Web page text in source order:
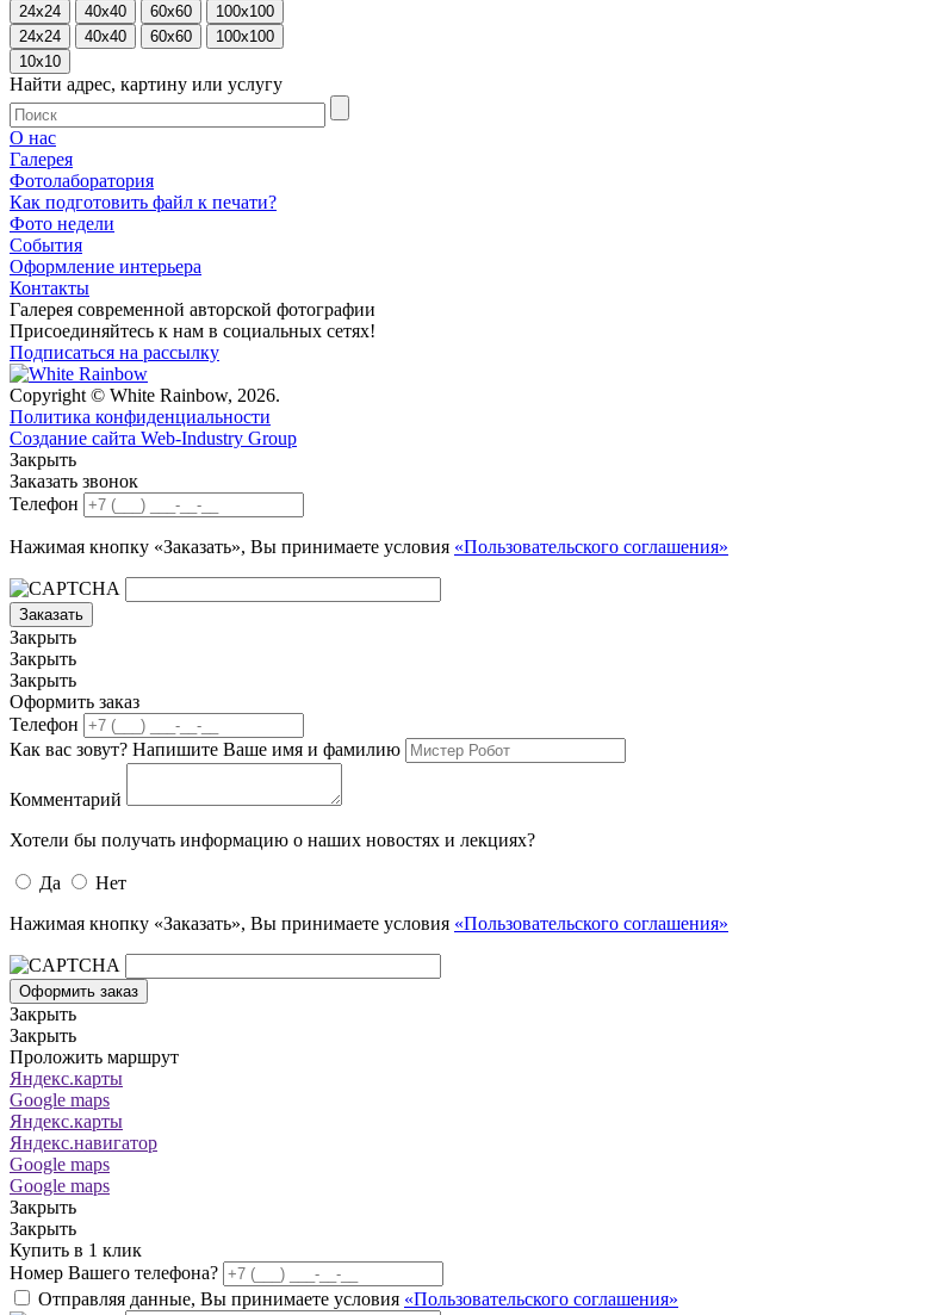
24x24
40x40 60x60
100x100
24x24
40x40 60x60
100x100
10x10
Найти адрес, картину или услугу
О нас
Галерея
Фотолаборатория
Как подготовить файл к печати?
Фото недели
События
Оформление интерьера
Контакты
Галерея современной авторской фотографии
Присоединяйтесь к нам в социальных сетях!
Подписаться на рассылку
Copyright © White Rainbow, 2026.
Политика конфиденциальности
Создание сайта Web-Industry Group
Закрыть
Заказать звонок
Телефон
Нажимая кнопку «Заказать», Вы принимаете условия «Пользовательского соглашения»
Заказать
Закрыть
Закрыть
Закрыть
Оформить заказ
Телефон
Как вас зовут? Напишите Ваше имя и фамилию
Комментарий
Хотели бы получать информацию о наших новостях и лекциях?
Да
Нет
Нажимая кнопку «Заказать», Вы принимаете условия «Пользовательского соглашения»
Оформить заказ
Закрыть
Закрыть
Проложить маршрут
Яндекс.карты
Google maps
Яндекс.карты
Яндекс.навигатор
Google maps
Google maps
Закрыть
Закрыть
Купить в 1 клик
Номер Вашего телефона?
Отправляя данные, Вы принимаете условия «Пользовательского соглашения»